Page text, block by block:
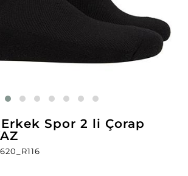
Spor 2 li Çorap